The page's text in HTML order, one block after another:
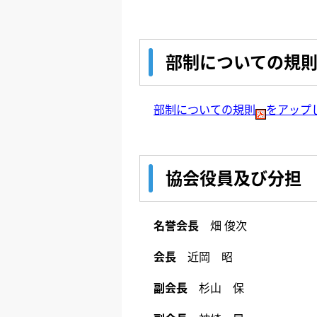
部制についての規則
部制についての規則 をアップ
協会役員及び分担
名誉会長 畑 俊次
会長 近岡 昭
副会長 杉山 保